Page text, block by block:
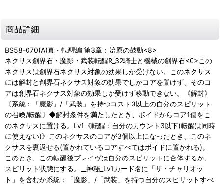
商品詳細
BS58-070(A)真・転醒編 第3章：始原の鼓動<8>_
ネクサス創界石・魔影・武装転醒R_32騎士と機械の創界石<0>この
ネクサスは創界石ネクサス対象の効果しか受けない。このネクサス
には解封と創界石ネクサス対象の効果でしかコアを置けず、そのコ
アは創界石ネクサス対象の効果しか受けず移動できない。《解封》
〔系統：「魔影」/「武装」を持つコスト3以上の自分のスピリット
の召喚/転醒〕◆解封条件を満たしたとき、ボイドからコア1個をこ
のネクサスに置ける。Lv1《転醒：自分のカウント3以下(転醒は同時
に使えない)》このネクサスのコアが3個以上になったとき、このネ
クサスを裏返せる(置かれているコアすべてはボイドに置かれる)。
このとき、この転醒後ブレイヴは自分のスピリットに合体するか、
スピリット状態にする。__神秘_Lv1カード名に「ザ・チャリオッ
ト」を含むか系統：「魔影」/「武装」を持つ自分のスピリットすべ